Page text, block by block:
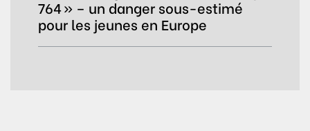
764 » – un danger sous-estimé
pour les jeunes en Europe